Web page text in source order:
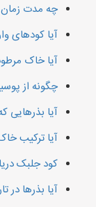
چه مدت زمان
آیا کودهای
آیا خاک
چگونه از
آیا بذرهایی
آیا ترکیب
کود جلبک
آیا بذرها در